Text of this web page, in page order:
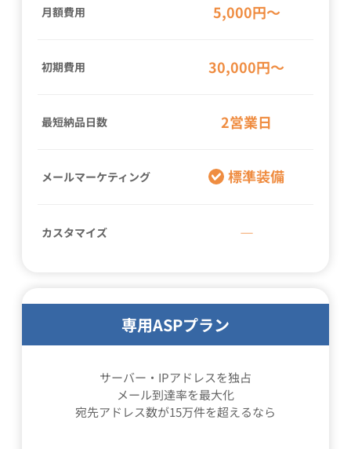
月額費用 5,000円〜
初期費用 30,000円〜
最短納品日数 2営業日
メールマーケティング 標準装備
カスタマイズ ―
専用ASPプラン
サーバー・IPアドレスを独占
メール到達率を最大化
宛先アドレス数が15万件を超えるなら